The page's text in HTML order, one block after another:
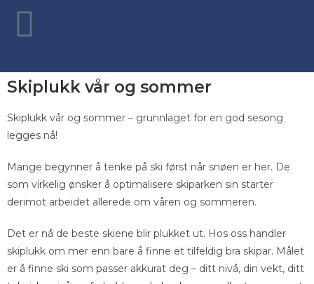
Skiplukk vår og sommer
Skiplukk vår og sommer – grunnlaget for en god sesong
legges nå!
Mange begynner å tenke på ski først når snøen er her. De
som virkelig ønsker å optimalisere skiparken sin starter
derimot arbeidet allerede om våren og sommeren.
Det er nå de beste skiene blir plukket ut. Hos oss handler
skiplukk om mer enn bare å finne et tilfeldig bra skipar. Målet
er å finne ski som passer akkurat deg – ditt nivå, din vekt, ditt